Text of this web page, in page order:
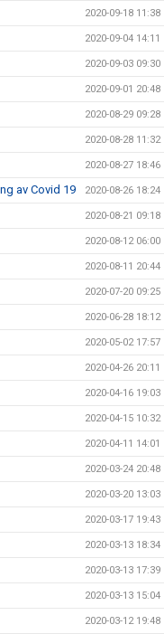
2020-09-18 11:38
2020-09-04 14:11
2020-09-03 09:30
2020-09-01 20:48
2020-08-29 09:28
2020-08-28 11:32
2020-08-27 18:46
av Covid 19 2020-08-26 18:24
2020-08-21 09:18
2020-08-12 06:00
2020-08-11 20:44
2020-07-20 09:25
2020-06-28 18:12
2020-05-02 17:57
2020-04-26 20:11
2020-04-16 19:03
2020-04-15 10:32
2020-04-11 14:01
2020-03-24 20:48
2020-03-20 13:03
2020-03-17 19:43
2020-03-13 18:34
2020-03-13 17:39
2020-03-13 15:04
2020-03-12 19:48